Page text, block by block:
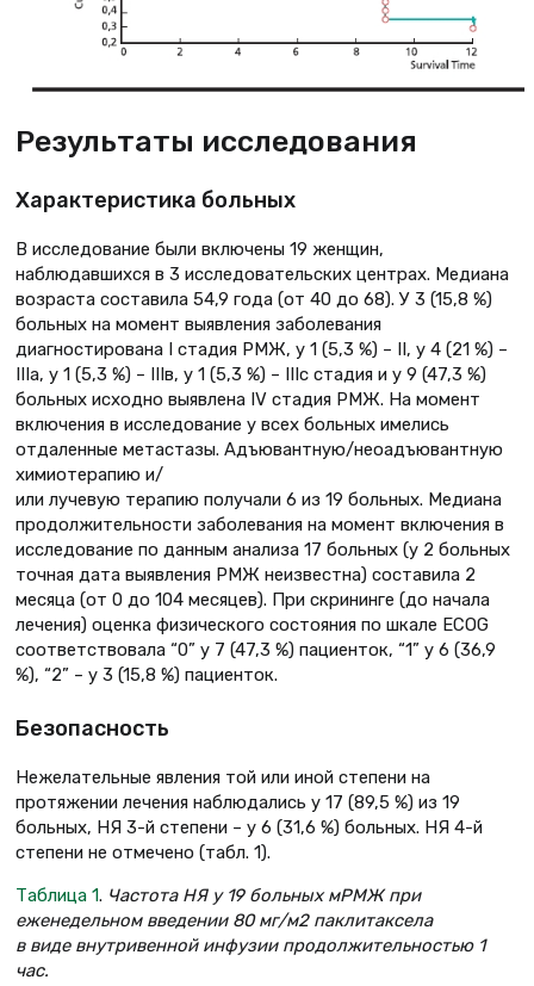
Результаты исследования
Характеристика больных
В исследование были включены 19 женщин,
наблюдавшихся в 3 исследовательских центрах. Медиана
возраста составила 54,9 года (от 40 до 68). У 3 (15,8 %)
больных на момент выявления заболевания
диагностирована I стадия РМЖ, у 1 (5,3 %) – II, у 4 (21 %) –
IIIа, у 1 (5,3 %) – IIIв, у 1 (5,3 %) – IIIc стадия и у 9 (47,3 %)
больных исходно выявлена IV стадия РМЖ. На момент
включения в исследование у всех больных имелись
отдаленные метастазы. Адъювантную/неоадъювантную
химиотерапию и/
или лучевую терапию получали 6 из 19 больных. Медиана
продолжительности заболевания на момент включения в
исследование по данным анализа 17 больных (у 2 больных
точная дата выявления РМЖ неизвестна) составила 2
месяца (от 0 до 104 месяцев). При скрининге (до начала
лечения) оценка физического состояния по шкале ECOG
соответствовала “0” у 7 (47,3 %) пациенток, “1” у 6 (36,9
%), “2” – у 3 (15,8 %) пациенток.
Безопасность
Нежелательные явления той или иной степени на
протяжении лечения наблюдались у 17 (89,5 %) из 19
больных, НЯ 3-й степени – у 6 (31,6 %) больных. НЯ 4-й
степени не отмечено (табл. 1).
Таблица 1. Частота НЯ у 19 больных мРМЖ при
еженедельном введении 80 мг/м2 паклитаксела
в виде внутривенной инфузии продолжительностью 1
час.